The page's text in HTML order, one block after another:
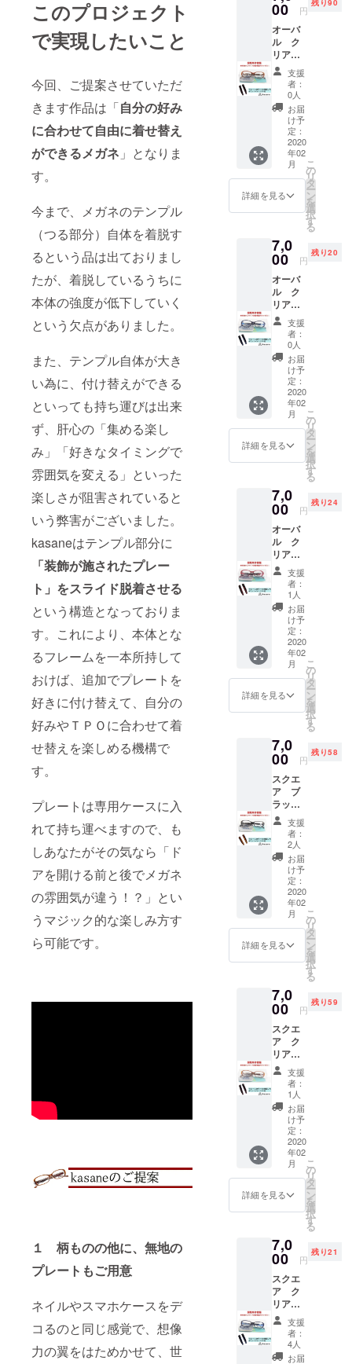
このプロジェクト
で実現したいこと
今回、ご提案させていただ
きます作品は「自分の好み
に合わせて自由に着せ替え
ができるメガネ 」となりま
す。
今まで、メガネのテンプル
（つる部分）自体を着脱す
るという品は出ておりまし
たが、着脱しているうちに
本体の強度が低下していく
という欠点がありました。
また、テンプル自体が大き
い為に、付け替えができる
といっても持ち運びは出来
ず、肝心の「集める楽し
み」「好きなタイミングで
雰囲気を変える」といった
楽しさが阻害されていると
いう弊害がございました。
kasaneはテンプル部分に
「装飾が施されたプレー
ト」をスライド脱着させる
という構造となっておりま
す。これにより、本体とな
るフレームを一本所持して
おけば、追加でプレートを
好きに付け替えて、自分の
好みやＴＰＯに合わせて着
せ替えを楽しめる機構で
す。
プレートは専用ケースに入
れて持ち運べますので、も
しあなたがその気なら「ド
アを開ける前と後でメガネ
の雰囲気が違う！？」とい
うマジック的な楽しみ方す
ら可能です。
１ 柄ものの他に、無地の
プレートもご用意
ネイルやスマホケースをデ
コるのと同じ感覚で、想像
力の翼をはためかせて、世
レート
ケース
１個 レ
ンズ
幅 52
鼻幅
16 テン
プル
（つる
部分）
143
買った
瞬間か
ら１種
類の付
け替え
ト。 予
定販売
価格の
半額以
下での
ご提供
となり
ます。
ここか
ら更な
る付け
替えを
楽しみ
たい方
の為
に、付
け替え
セッ
ト）も
いたし
まし
た。
00 円
オーバ
ル ク
リア／
ブラウ
ン
kasane
本体＋
ブラウ
ン用無
地付け
替え
パーツ
１個＋
付け替
えパー
ツ（デ
個 ＋携
帯用プ
レート
ケース
１個 レ
ンズ
幅 52
鼻幅
16 テン
プル
（つる
部分）
143
買った
瞬間か
ら１種
類の付
本セッ
ト。 予
定販売
価格の
半額以
下での
ご提供
となり
ます。
ここか
ら更な
る付け
替えを
楽しみ
たい方
の為
に、付
フル
セッ
ご用意
いたし
まし
た。
支援
者：
0人
お届
け予
定：
2020
年02
月
詳細を見る
こ
の
リ
タ
ー
ン
を
選
択
す
る
7,0
00 円
残り20
オーバ
ル ク
リア／
ネイ
ビー
kasane
本体＋
ネイ
ビー用
無地付
け替え
パーツ
１個＋
付け替
えパー
ツ（デ
個 ＋携
帯用プ
レート
ケース
１個 レ
ンズ
幅 52
鼻幅
16 テン
プル
（つる
部分）
143
買った
瞬間か
ら１種
類の付
本セッ
ト。 予
定販売
価格の
半額以
下での
ご提供
となり
ます。
ここか
ら更な
る付け
替えを
楽しみ
たい方
の為
に、付
フル
セッ
ご用意
いたし
まし
た。
支援
者：
0人
お届
け予
定：
2020
年02
月
詳細を見る
こ
の
リ
タ
ー
ン
を
選
択
す
る
7,0
00 円
残り24
オーバ
ル ク
リア／
レッド
kasane
本体＋
レッド
用無地
付け替
えパー
ツ１個
＋付け
替え
パーツ
（デ
ミ）１
帯用プ
レート
ケース
１個 レ
ンズ
幅 52
鼻幅
16 テン
プル
（つる
部分）
143
買った
瞬間か
ら１種
類の付
け替え
ト。 予
定販売
価格の
半額以
下での
ご提供
となり
ます。
ここか
ら更な
る付け
替えを
楽しみ
たい方
の為
に、付
け替え
セッ
ト）も
いたし
まし
た。
支援
者：
1人
お届
け予
定：
2020
年02
月
詳細を見る
こ
の
リ
タ
ー
ン
を
選
択
す
る
7,0
00 円
残り58
スクエ
ア ブ
ラック
／デミ
kasane
本体＋
ブラッ
ク用無
地付け
替え
パーツ
１個＋
付け替
えパー
ツ（デ
ミ）１
帯用プ
レート
ケース
１個 レ
ンズ
幅 53
鼻幅
16 テン
プル
（つる
部分）
143
買った
瞬間か
ら１種
類の付
け替え
ト。 予
定販売
価格の
半額以
下での
ご提供
となり
ます。
ここか
ら更な
支援
者：
2人
お届
け予
定：
2020
年02
月
詳細を見る
こ
の
リ
タ
ー
ン
を
選
択
す
る
7,0
00 円
残り59
スクエ
ア ク
リア／
ブラウ
ン
kasane
本体＋
ブラウ
ン用無
地付け
替え
パーツ
１個＋
付け替
えパー
ツ（デ
個 ＋携
帯用プ
レート
ケース
１個 レ
ンズ
幅 53
鼻幅
16 テン
プル
支援
者：
1人
お届
け予
定：
2020
年02
月
詳細を見る
こ
の
リ
タ
ー
ン
を
選
択
す
る
7,0
00 円
残り21
スクエ
ア ク
リア／
ネイ
ビー
kasane
本体＋
支援
者：
4人
お届